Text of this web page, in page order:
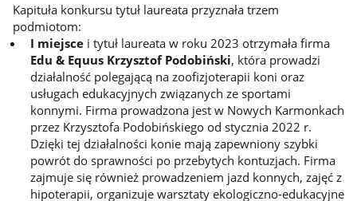
Kapituła konkursu tytuł laureata przyznała trzem
podmiotom:
I miejscei tytuł laureata w roku 2023 otrzymała firma
Edu & Equus Krzysztof Podobiński, która prowadzi
działalność polegającą na zoofizjoterapii koni oraz
usługach edukacyjnych związanych ze sportami
konnymi. Firma prowadzona jest w Nowych Karmonkach
przez Krzysztofa Podobińskiego od stycznia 2022 r.
Dzięki tej działalności konie mają zapewniony szybki
powrót do sprawności po przebytych kontuzjach. Firma
zajmuje się również prowadzeniem jazd konnych, zajęć z
hipoterapii, organizuje warsztaty ekologiczno-edukacyjne